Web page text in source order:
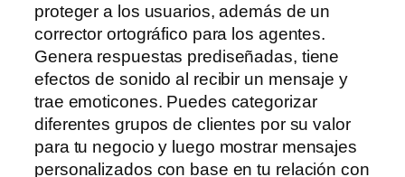
proteger a los usuarios, además de un
corrector ortográfico para los agentes.
Genera respuestas prediseñadas, tiene
efectos de sonido al recibir un mensaje y
trae emoticones. Puedes categorizar
diferentes grupos de clientes por su valor
para tu negocio y luego mostrar mensajes
personalizados con base ​​en tu relación con